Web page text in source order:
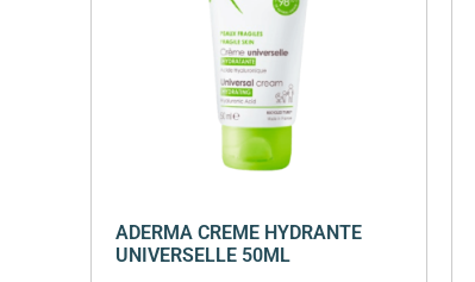
ADERMA CREME HYDRANTE
UNIVERSELLE 50ML